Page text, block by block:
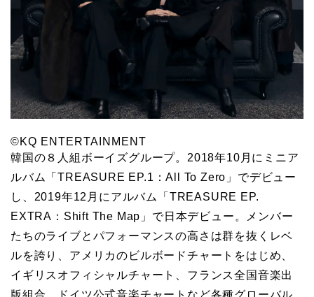
©KQ ENTERTAINMENT
韓国の８人組ボーイズグループ。2018年10月にミニア
ルバム「TREASURE EP.1：All To Zero」でデビュー
し、2019年12月にアルバム「TREASURE EP.
EXTRA：Shift The Map」で日本デビュー。メンバー
たちのライブとパフォーマンスの高さは群を抜くレベ
ルを誇り、アメリカのビルボードチャートをはじめ、
イギリスオフィシャルチャート、フランス全国音楽出
版組合、ドイツ公式音楽チャートなど各種グローバル